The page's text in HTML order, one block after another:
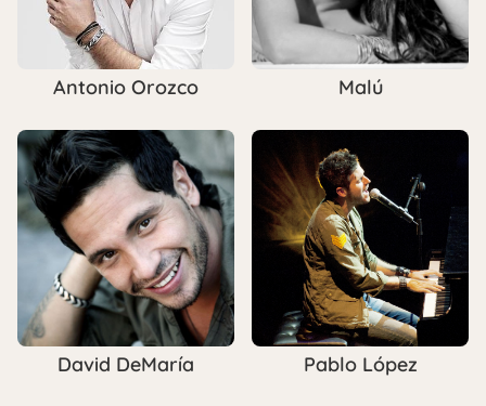
Antonio Orozco Malú
David DeMaría Pablo López